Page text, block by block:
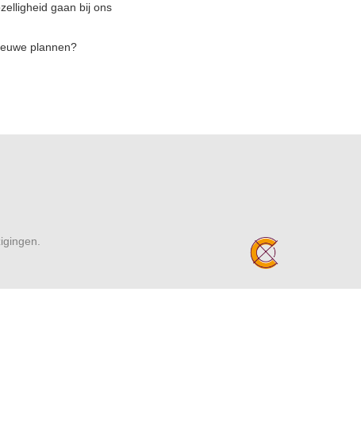
gaan bij ons
plannen?